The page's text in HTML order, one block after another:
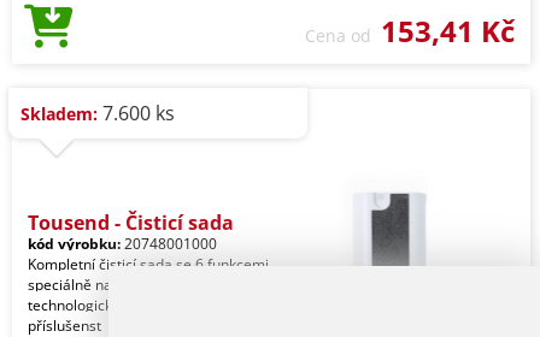
Cena od 153,41 Kč
Skladem: 7.600 ks
Tousend - Čisticí sada
kód výrobku:20748001000
Kompletní čisticí sada se 6 funkcemi,
speciálně navržená pro péči a údržbu
technologických zařízení. Veškeré
příslušenst